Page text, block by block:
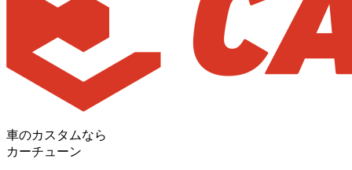
車のカスタムなら
カーチューン